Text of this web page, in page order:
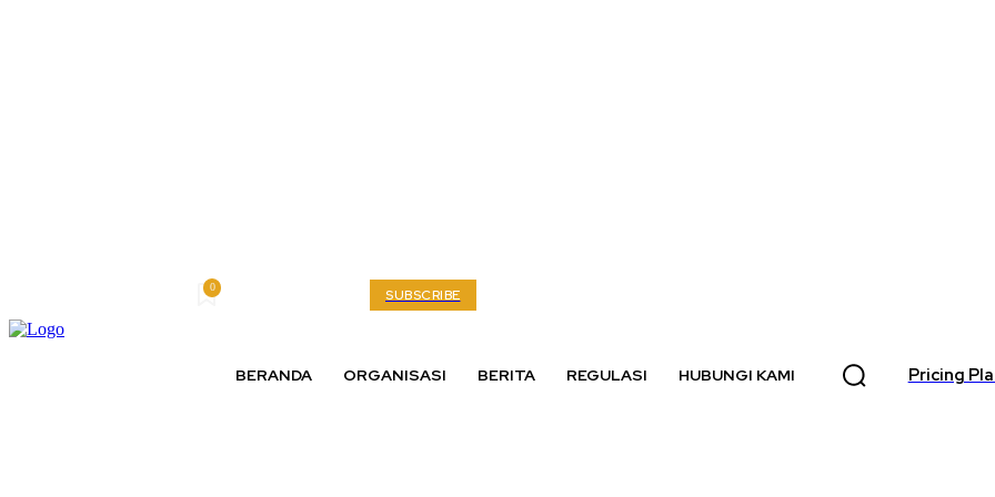
0 SUBSCRIBE
BERANDA ORGANISASI BERITA REGULASI HUBUNGI KAMI Pricing